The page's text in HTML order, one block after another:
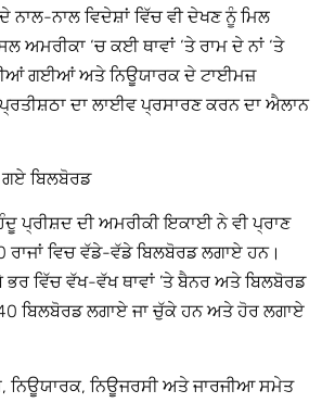
ਨਾਲ ਵਿਦੇਸ਼ਾਂ ਵਿੱਚ ਵੀ ਦੇਖਣ ਨੂੰ ਮਿਲ
‘ਚ ਕਈ ਥਾਵਾਂ ‘ਤੇ ਰਾਮ ਦੇ ਨਾਂ ‘ਤੇ
ਗਈਆਂ ਅਤੇ ਨਿਊਯਾਰਕ ਦੇ ਟਾਈਮਜ਼
ਦਾ ਲਾਈਵ ਪ੍ਰਸਾਰਣ ਕਰਨ ਦਾ ਐਲਾਨ
ਬਿਲਬੋਰਡ
ਪ੍ਰੀਸ਼ਦ ਦੀ ਅਮਰੀਕੀ ਇਕਾਈ ਨੇ ਵੀ ਪ੍ਰਾਣ
ਰਾਜਾਂ ਵਿਚ ਵੱਡੇ-ਵੱਡੇ ਬਿਲਬੋਰਡ ਲਗਾਏ ਹਨ।
ਵਿੱਚ ਵੱਖ-ਵੱਖ ਥਾਵਾਂ ’ਤੇ ਬੈਨਰ ਅਤੇ ਬਿਲਬੋਰਡ
ਬਿਲਬੋਰਡ ਲਗਾਏ ਜਾ ਚੁੱਕੇ ਹਨ ਅਤੇ ਹੋਰ ਲਗਾਏ
ਨਿਊਯਾਰਕ, ਨਿਊਜਰਸੀ ਅਤੇ ਜਾਰਜੀਆ ਸਮੇਤ